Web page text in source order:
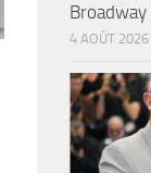
Broadway
4 AOÛT 2026